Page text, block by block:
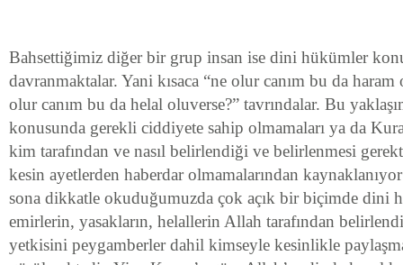
Bahsettiğimiz diğer bir grup insan ise dini hükümler
davranmaktalar. Yani kısaca “ne olur canım bu da haram
olur canım bu da helal oluverse?” tavrındalar. Bu
konusunda gerekli ciddiyete sahip olmamaları ya da
kim tarafından ve nasıl belirlendiği ve belirlenmesi
kesin ayetlerden haberdar olmamalarından
sona dikkatle okuduğumuzda çok açık bir biçimde dini
emirlerin, yasakların, helallerin Allah tarafından
yetkisini peygamberler dahil kimseyle kesinlikle